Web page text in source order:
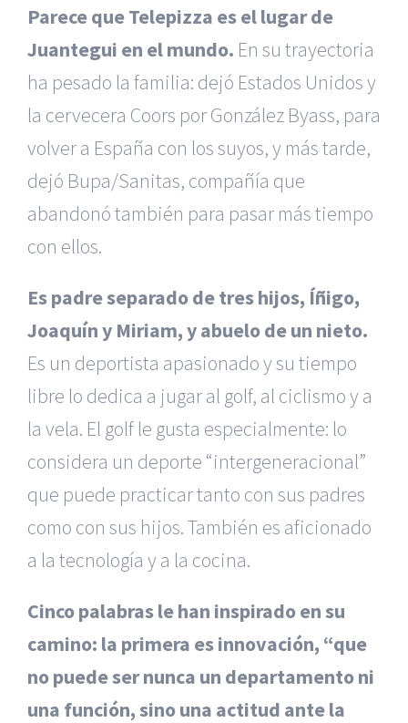
Parece que Telepizza es el lugar de
Juantegui en el mundo. En su trayectoria
ha pesado la familia: dejó Estados Unidos y
la cervecera Coors por González Byass, para
volver a España con los suyos, y más tarde,
dejó Bupa/Sanitas, compañía que
abandonó también para pasar más tiempo
con ellos.
Es padre separado de tres hijos, Íñigo,
Joaquín y Miriam, y abuelo de un nieto.
Es un deportista apasionado y su tiempo
libre lo dedica a jugar al golf, al ciclismo y a
la vela. El golf le gusta especialmente: lo
considera un deporte “intergeneracional”
que puede practicar tanto con sus padres
como con sus hijos. También es aficionado
a la tecnología y a la cocina.
Cinco palabras le han inspirado en su
camino: la primera es innovación, “que
no puede ser nunca un departamento ni
una función, sino una actitud ante la